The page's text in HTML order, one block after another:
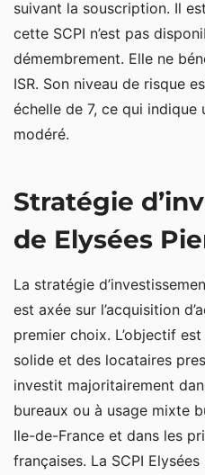
suivant la souscription. Il
cette SCPI n’est pas
démembrement. Elle ne
ISR. Son niveau de risque
échelle de 7, ce qui indique
modéré.
Stratégie
de Elysées
La stratégie
est axée sur l’acquisition
premier choix. L’objectif
solide et des locataires
investit majoritairement
bureaux ou à usage mixte
Ile-de-France et dans les
françaises. La SCPI